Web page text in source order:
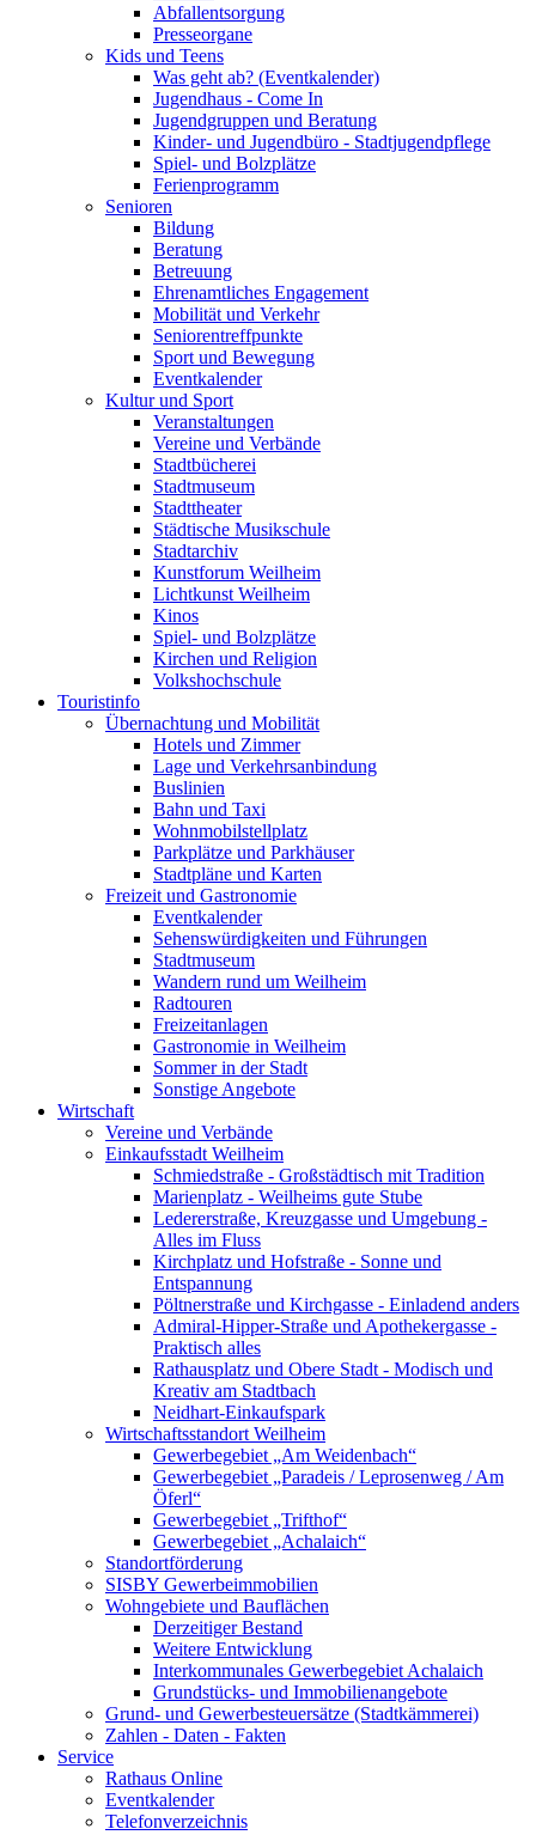
Abfallentsorgung
Presseorgane
Kids und Teens
Was geht ab? (Eventkalender)
Jugendhaus - Come In
Jugendgruppen und Beratung
Kinder- und Jugendbüro - Stadtjugendpflege
Spiel- und Bolzplätze
Ferienprogramm
Senioren
Bildung
Beratung
Betreuung
Ehrenamtliches Engagement
Mobilität und Verkehr
Seniorentreffpunkte
Sport und Bewegung
Eventkalender
Kultur und Sport
Veranstaltungen
Vereine und Verbände
Stadtbücherei
Stadtmuseum
Stadttheater
Städtische Musikschule
Stadtarchiv
Kunstforum Weilheim
Lichtkunst Weilheim
Kinos
Spiel- und Bolzplätze
Kirchen und Religion
Volkshochschule
Touristinfo
Übernachtung und Mobilität
Hotels und Zimmer
Lage und Verkehrsanbindung
Buslinien
Bahn und Taxi
Wohnmobilstellplatz
Parkplätze und Parkhäuser
Stadtpläne und Karten
Freizeit und Gastronomie
Eventkalender
Sehenswürdigkeiten und Führungen
Stadtmuseum
Wandern rund um Weilheim
Radtouren
Freizeitanlagen
Gastronomie in Weilheim
Sommer in der Stadt
Sonstige Angebote
Wirtschaft
Vereine und Verbände
Einkaufsstadt Weilheim
Schmiedstraße - Großstädtisch mit Tradition
Marienplatz - Weilheims gute Stube
Ledererstraße, Kreuzgasse und Umgebung -
Alles im Fluss
Kirchplatz und Hofstraße - Sonne und
Entspannung
Pöltnerstraße und Kirchgasse - Einladend anders
Admiral-Hipper-Straße und Apothekergasse -
Praktisch alles
Rathausplatz und Obere Stadt - Modisch und
Kreativ am Stadtbach
Neidhart-Einkaufspark
Wirtschaftsstandort Weilheim
Gewerbegebiet „Am Weidenbach“
Gewerbegebiet „Paradeis / Leprosenweg / Am
Öferl“
Gewerbegebiet „Trifthof“
Gewerbegebiet „Achalaich“
Standortförderung
SISBY Gewerbeimmobilien
Wohngebiete und Bauflächen
Derzeitiger Bestand
Weitere Entwicklung
Interkommunales Gewerbegebiet Achalaich
Grundstücks- und Immobilienangebote
Grund- und Gewerbesteuersätze (Stadtkämmerei)
Zahlen - Daten - Fakten
Service
Rathaus Online
Eventkalender
Telefonverzeichnis